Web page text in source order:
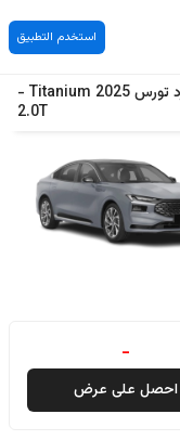
استخدم التطبيق
تورس2025
Titanium
-
2.0T
-
احصل على عرض